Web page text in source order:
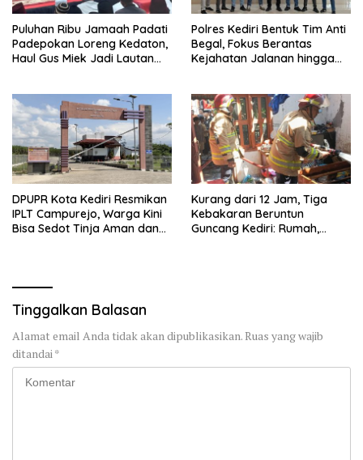
Puluhan Ribu Jamaah Padati
Padepokan Loreng Kedaton,
Haul Gus Miek Jadi Lautan
Polres Kediri Bentuk Tim Anti
Begal, Fokus Berantas
Kejahatan Jalanan hingga
DPUPR Kota Kediri Resmikan
IPLT Campurejo, Warga Kini
Bisa Sedot Tinja Aman dan
Kurang dari 12 Jam, Tiga
Kebakaran Beruntun
Guncang Kediri: Rumah,
Tinggalkan Balasan
Alamat email Anda tidak akan dipublikasikan.Ruas yang wajib
ditandai*